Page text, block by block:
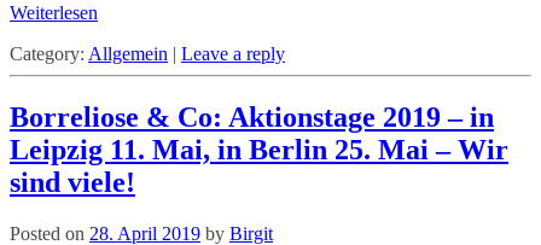
Weiterlesen
Category: Allgemein | Leave a reply
Borreliose & Co: Aktionstage 2019 – in
Leipzig 11. Mai, in Berlin 25. Mai – Wir
sind viele!
Posted on 28. April 2019 by Birgit